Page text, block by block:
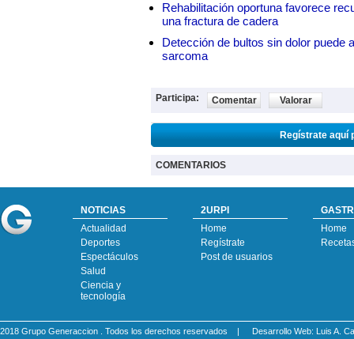
Rehabilitación oportuna favorece
una fractura de cadera
Detección de bultos sin dolor puede
sarcoma
Participa: Comentar Valorar
Regístrate aquí
COMENTARIOS
NOTICIAS
Actualidad
Deportes
Espectáculos
Salud
Ciencia y
tecnología
2URPI
Home
Regístrate
Post de usuarios
Home
2018 Grupo Generaccion . Todos los derechos reservados | Desarrollo Web: Luis